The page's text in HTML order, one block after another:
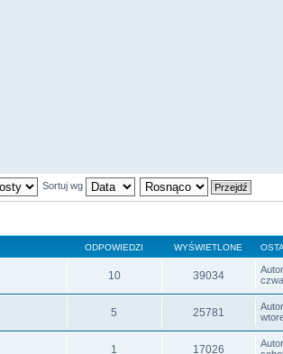
Sortuj wg
ODPOWIEDZI WYŚWIETLONE
10 39034
5 25781
1 17026